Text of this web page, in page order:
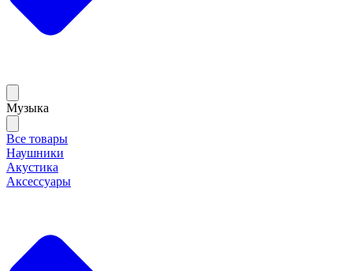
Музыка
Все товары
Наушники
Акустика
Аксессуары